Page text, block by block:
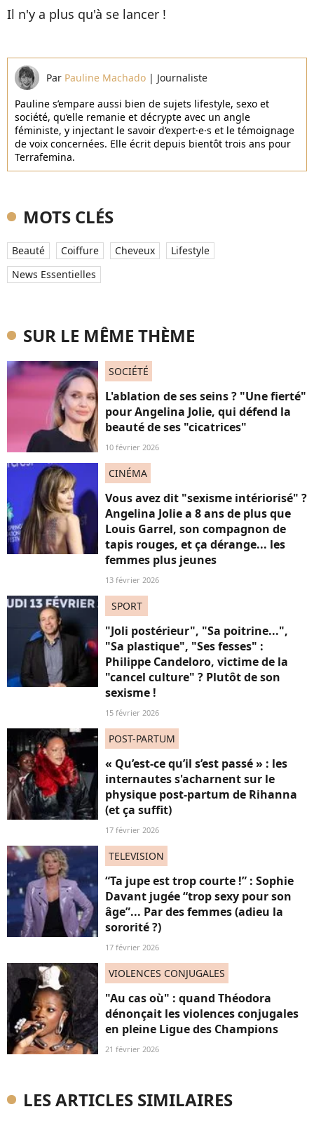
Il n'y a plus qu'à se lancer !
Par Pauline Machado | Journaliste
Pauline s’empare aussi bien de sujets lifestyle, sexo et
société, qu’elle remanie et décrypte avec un angle
féministe, y injectant le savoir d’expert·e·s et le témoignage
de voix concernées. Elle écrit depuis bientôt trois ans pour
Terrafemina.
MOTS CLÉS
Beauté Coiffure Cheveux
Lifestyle
News Essentielles
SUR LE MÊME THÈME
SOCIÉTÉ
L'ablation de ses seins ? "Une fierté"
pour Angelina Jolie, qui défend la
beauté de ses "cicatrices"
10 février 2026
CINÉMA
Vous avez dit "sexisme intériorisé" ?
Angelina Jolie a 8 ans de plus que
Louis Garrel, son compagnon de
tapis rouges, et ça dérange... les
femmes plus jeunes
13 février 2026
SPORT
"Joli postérieur", "Sa poitrine...",
"Sa plastique", "Ses fesses" :
Philippe Candeloro, victime de la
"cancel culture" ? Plutôt de son
sexisme !
15 février 2026
POST-PARTUM
« Qu’est-ce qu’il s’est passé » : les
internautes s'acharnent sur le
physique post-partum de Rihanna
(et ça suffit)
17 février 2026
TELEVISION
“Ta jupe est trop courte !” : Sophie
Davant jugée “trop sexy pour son
âge”... Par des femmes (adieu la
sororité ?)
17 février 2026
VIOLENCES CONJUGALES
"Au cas où" : quand Théodora
dénonçait les violences conjugales
en pleine Ligue des Champions
21 février 2026
LES ARTICLES SIMILAIRES